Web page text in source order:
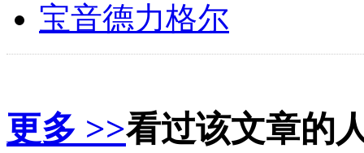
宝音德力格尔
更多 >>看过该文章的